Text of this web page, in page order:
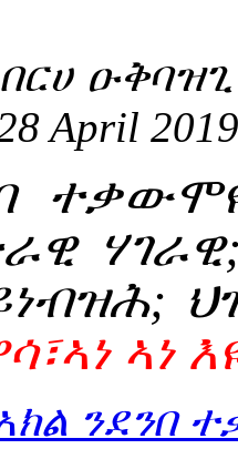
በርሀ
April 2019
ኣነ